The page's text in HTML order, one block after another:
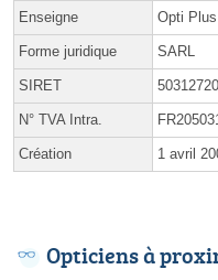
Enseigne Opti Plus
Forme juridique SARL
SIRET
N° TVA Intra.
Création 1 avril
Opticiens à